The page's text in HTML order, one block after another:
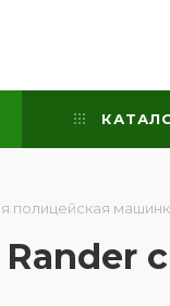
полицейская